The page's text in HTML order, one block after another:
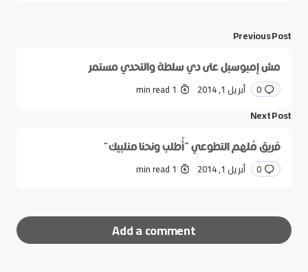
Previous Post
مش إمبوسبل على دي سلطة والتحدي مستمر
0 أبريل 1, 2014 1 min read
Next Post
فريق مُلهم التطوعي “أُطلب ونحنا منلبيك”
0 أبريل 1, 2014 1 min read
Add a comment